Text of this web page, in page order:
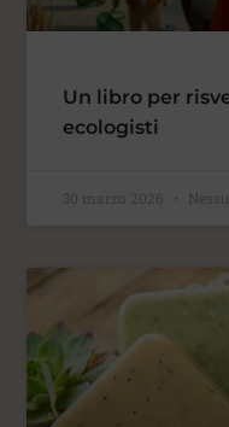
Un libro per
ecologisti
30 marzo 2026